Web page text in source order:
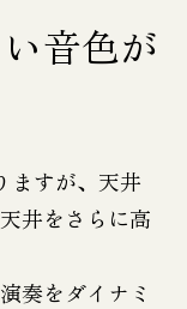
音色が
ますが、天井
井をさらに高
奏をダイナミ